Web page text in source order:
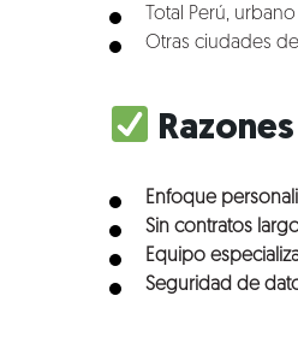
Total Perú,
Otras ciudades
Enfoque
Sin contratos
Equipo
Seguridad de